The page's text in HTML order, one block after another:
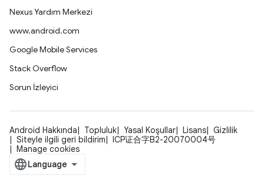
Nexus Yardım Merkezi
www.android.com
Google Mobile Services
Stack Overflow
Sorun İzleyici
Android Hakkında Topluluk Yasal Koşullar Lisans
Gizlilik
Siteyle ilgili geri bildirim
ICP证合字B2-20070004号
Manage cookies